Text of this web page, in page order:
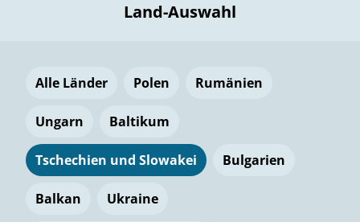
Land-Auswahl
Alle Länder Polen Rumänien
Ungarn Baltikum
Tschechien und Slowakei Bulgarien
Balkan Ukraine